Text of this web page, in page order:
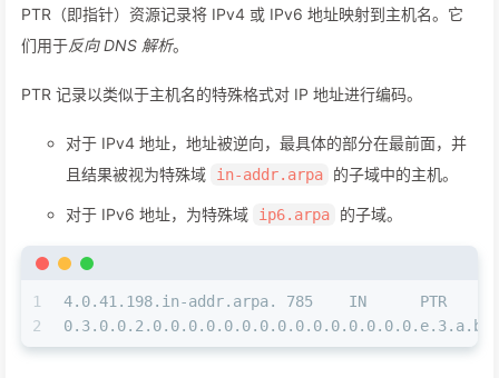
PTR（即指针）资源记录将 IPv4 或 IPv6 地址映射到主机名。它
们用于反向 DNS 解析。
PTR 记录以类似于主机名的特殊格式对 IP 地址进行编码。
对于 IPv4 地址，地址被逆向，最具体的部分在最前面，并
且结果被视为特殊域
in-addr.arpa 的子域中的主机。
对于 IPv6 地址，为特殊域 ip6.arpa 的子域。
1
2
4.0.41.198.in-addr.arpa. 785    IN      PTR